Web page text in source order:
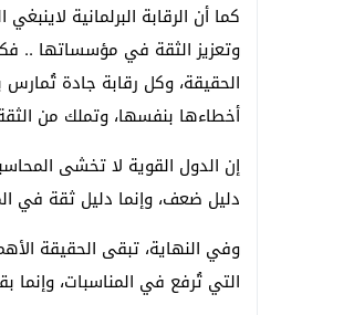
كما أن الرقابة البرلمانية
وتعزيز الثقة في مؤسساتها
الحقيقة، وكل رقابة جادة
أخطاءها بنفسها، وتملك من
إن الدول القوية لا تخشى
دليل ضعف، وإنما دليل ثقة في
وفي النهاية، تبقى الحقيقة
التي تُرفع في المناسبات، وإنما